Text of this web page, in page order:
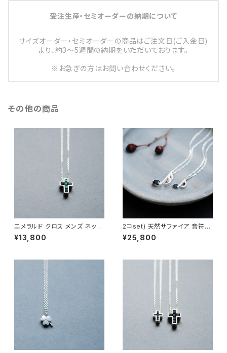
受注生産・セミオーダーの納期について
サイズオーダー・セミオーダーの商品はご注文日(ご入金日)
より、約3～5週間の納期をいただいております。
※お急ぎの方はお問い合わせください。
その他の商品
エメラルド クロス メンズ ネック
レス シルバー925
¥13,800
2コset) 天然サファイア 音符
ペア ネックレス シルバー925
¥25,800